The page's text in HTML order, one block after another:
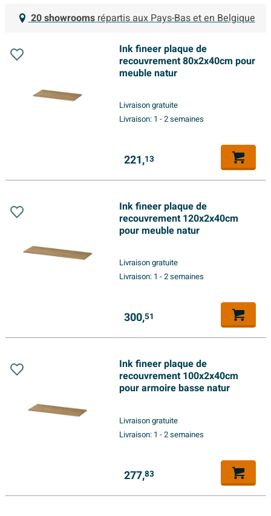
Ink fineer plaque de
recouvrement 80x2x40cm pour
meuble natur
Livraison gratuite
Livraison: 1 - 2 semaines
221,13
Ink fineer plaque de
recouvrement 120x2x40cm
pour meuble natur
Livraison gratuite
Livraison: 1 - 2 semaines
300,51
Ink fineer plaque de
recouvrement 100x2x40cm
pour armoire basse natur
Livraison gratuite
Livraison: 1 - 2 semaines
277,83
20 showroomsrépartis aux Pays-Bas et en Belgique